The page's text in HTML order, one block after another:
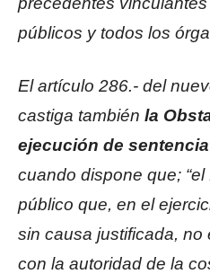
públicos y todos los
El artículo 286.- del
castiga también la
ejecución de
cuando dispone que;
público que, en el
sin causa justificada, no
con la autoridad de la